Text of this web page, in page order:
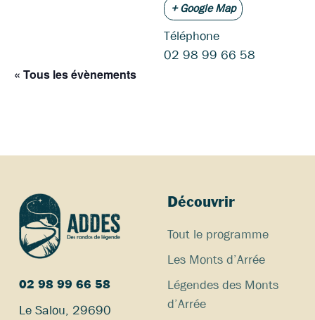
+ Google Map
Téléphone
02 98 99 66 58
« Tous les évènements
02 98 99 66 58
Le Salou, 29690
Découvrir
Tout le programme
Les Monts d’Arrée
Légendes des Monts
d’Arrée